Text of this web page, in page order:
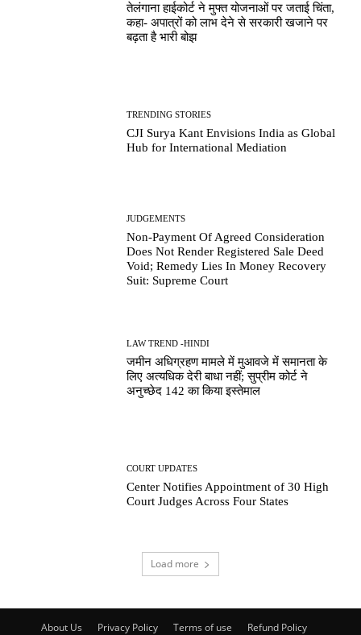
तेलंगाना हाईकोर्ट ने मुफ्त योजनाओं पर जताई चिंता,
कहा- अपात्रों को लाभ देने से सरकारी खजाने पर
बढ़ता है भारी बोझ
TRENDING STORIES
CJI Surya Kant Envisions India as Global
Hub for International Mediation
JUDGEMENTS
Non-Payment Of Agreed Consideration
Does Not Render Registered Sale Deed
Void; Remedy Lies In Money Recovery
Suit: Supreme Court
LAW TREND -HINDI
जमीन अधिग्रहण मामले में मुआवजे में समानता के
लिए अत्यधिक देरी बाधा नहीं; सुप्रीम कोर्ट ने
अनुच्छेद 142 का किया इस्तेमाल
COURT UPDATES
Center Notifies Appointment of 30 High
Court Judges Across Four States
Load more
About Us Privacy Policy Terms of use Refund Policy